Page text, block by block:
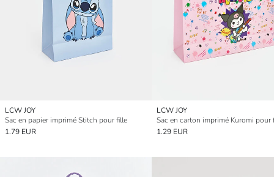
LCW JOY
Sac en papier imprimé Stitch pour fille
1.79 EUR
LCW JOY
Sac en carton imprimé Kuromi pour
1.29 EUR